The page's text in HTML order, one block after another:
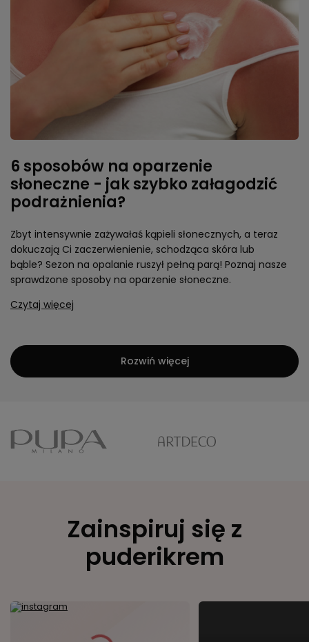
6 sposobów na oparzenie
słoneczne - jak szybko załagodzić
podrażnienia?
Zbyt intensywnie zażywałaś kąpieli słonecznych, a teraz
dokuczają Ci zaczerwienienie, schodząca skóra lub
bąble? Sezon na opalanie ruszył pełną parą! Poznaj nasze
sprawdzone sposoby na oparzenie słoneczne.
Czytaj więcej
Rozwiń więcej
Zainspiruj się z
puderikrem